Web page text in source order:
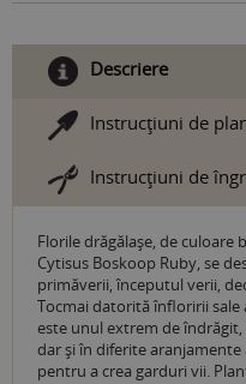
Descriere
Instrucţiuni de
Instrucţiuni de
Florile drăgălașe, de
Cytisus Boskoop Ruby, se
primăverii, începutul verii,
Tocmai datorită înfloririi sale
este unul extrem de îndrăgit,
dar și în diferite
pentru a crea garduri vii.